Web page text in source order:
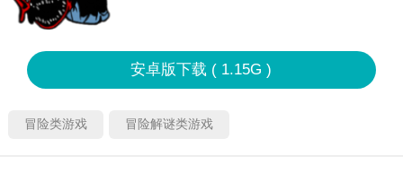
安卓版下载 ( 1.15G )
冒险类游戏 冒险解谜类游戏